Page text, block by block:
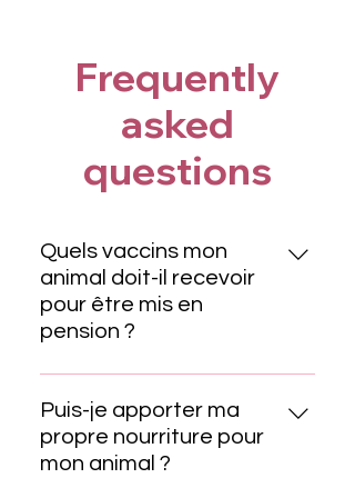
Frequently
asked
questions
Quels vaccins mon
animal doit-il recevoir
pour être mis en
pension ?
Pour la santé et la sécurité de
tous nos clients, les animaux de
compagnie doivent être à jour de
leurs vaccins essentiels. Cela
Puis-je apporter ma
propre nourriture pour
mon animal ?